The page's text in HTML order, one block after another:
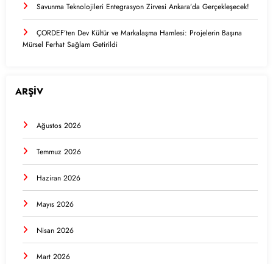
Savunma Teknolojileri Entegrasyon Zirvesi Ankara’da Gerçekleşecek!
ÇORDEF’ten Dev Kültür ve Markalaşma Hamlesi: Projelerin Başına
Mürsel Ferhat Sağlam Getirildi
ARŞİV
Ağustos 2026
Temmuz 2026
Haziran 2026
Mayıs 2026
Nisan 2026
Mart 2026